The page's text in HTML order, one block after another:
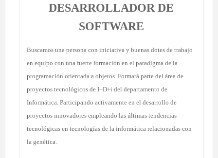
DESARROLLADOR DE
SOFTWARE
Buscamos una persona con iniciativa y buenas dotes de trabajo
en equipo con una fuerte formación en el paradigma de la
programación orientada a objetos. Formará parte del área de
proyectos tecnológicos de I+D+i del departamento de
Informática. Participando activamente en el desarrollo de
proyectos innovadores empleando las últimas tendencias
tecnológicas en tecnologías de la informática relacionadas con
la genética.